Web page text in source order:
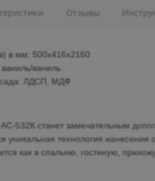
в мм: 500х416х2160
ваниль
ЛДСП, МДФ
532К станет замечательным
технология нанесения
как в спальню, гостиную,
Отзывы